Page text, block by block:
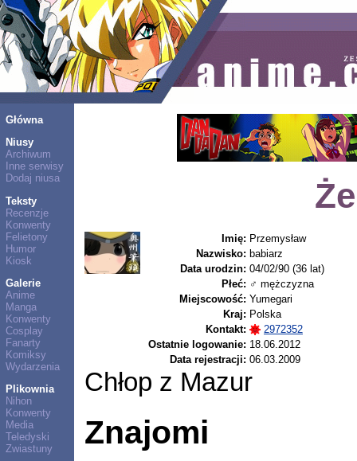
Główna
Niusy
Archiwum
Inne serwisy
Dodaj niusa
Teksty
Recenzje
Konwenty
Felietony
Humor
Kiosk
Galerie
Anime
Manga
Konwenty
Cosplay
Fanarty
Komiksy
Wydarzenia
Plikownia
Nihon
Konwenty
Media
Teledyski
Zwiastuny
Imię: Przemysław
Nazwisko: babiarz
Data urodzin: 04/02/90 (36 lat)
Płeć: ♂ mężczyzna
Miejscowość: Yumegari
Kraj: Polska
Kontakt:
2972352
Ostatnie logowanie: 18.06.2012
Data rejestracji: 06.03.2009
Chłop z Mazur
Znajomi